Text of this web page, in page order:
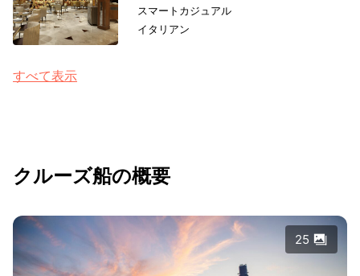
スマートカジュアル
イタリアン
すべて表示
クルーズ船の概要
25